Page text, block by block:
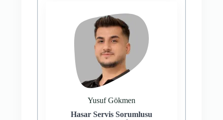
Yusuf Gökmen
Hasar Servis Sorumlusu